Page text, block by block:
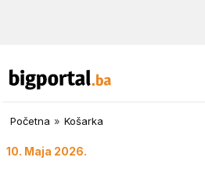
Početna » Košarka
10. Maja 2026.